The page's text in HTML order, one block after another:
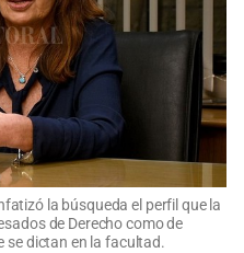
la búsqueda el perfil que la
de Derecho como de
se dictan en la facultad.